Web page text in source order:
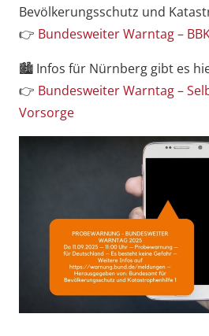
Bevölkerungsschutz und
👉 Bundesweiter Warntag –
🏙️ Infos für Nürnberg gibt es
👉 Bundesweiter Warntag –
Vorsorge